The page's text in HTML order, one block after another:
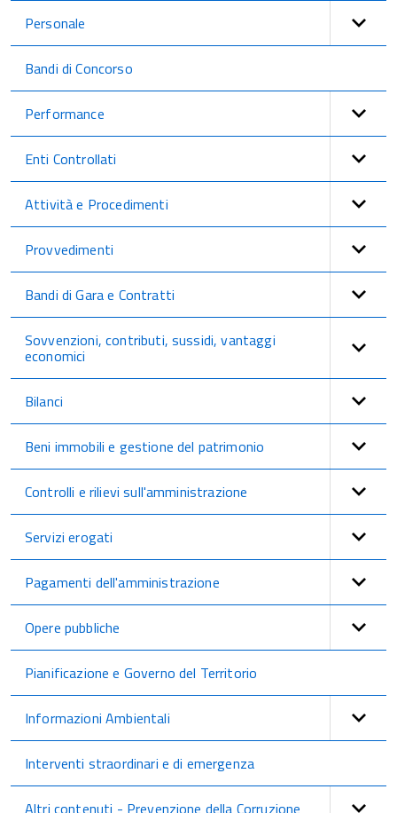
Personale
Bandi di Concorso
Performance
Enti Controllati
Attività e Procedimenti
Provvedimenti
Bandi di Gara e Contratti
Sovvenzioni, contributi, sussidi, vantaggi
economici
Bilanci
Beni immobili e gestione del patrimonio
Controlli e rilievi sull'amministrazione
Servizi erogati
Pagamenti dell'amministrazione
Opere pubbliche
Pianificazione e Governo del Territorio
Informazioni Ambientali
Interventi straordinari e di emergenza
Altri contenuti - Prevenzione della Corruzione